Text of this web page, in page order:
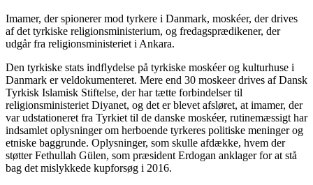
Imamer, der spionerer mod tyrkere i Danmark, moskéer, der drives
af det tyrkiske religionsministerium, og fredagsprædikener, der
udgår fra religionsministeriet i Ankara.
Den tyrkiske stats indflydelse på tyrkiske moskéer og kulturhuse i
Danmark er veldokumenteret. Mere end 30 moskeer drives af Dansk
Tyrkisk Islamisk Stiftelse, der har tætte forbindelser til
religionsministeriet Diyanet, og det er blevet afsløret, at imamer, der
var udstationeret fra Tyrkiet til de danske moskéer, rutinemæssigt har
indsamlet oplysninger om herboende tyrkeres politiske meninger og
etniske baggrunde. Oplysninger, som skulle afdække, hvem der
støtter Fethullah Gülen, som præsident Erdogan anklager for at stå
bag det mislykkede kupforsøg i 2016.